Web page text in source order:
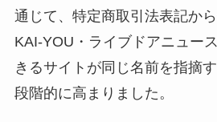
通じて、特定商取引法表記から
KAI-YOU・ライブドアニュー
きるサイトが同じ名前を指摘
段階的に高まりました。